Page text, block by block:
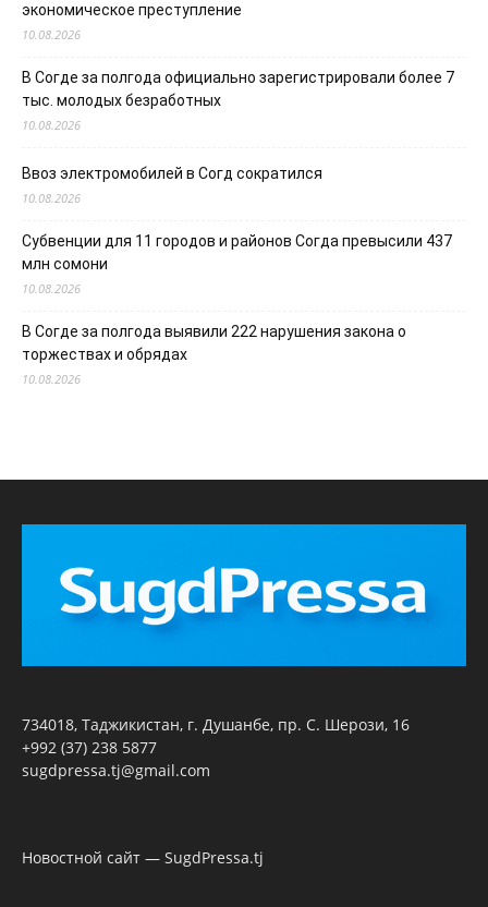
экономическое преступление
10.08.2026
В Согде за полгода официально зарегистрировали более 7
тыс. молодых безработных
10.08.2026
Ввоз электромобилей в Согд сократился
10.08.2026
Субвенции для 11 городов и районов Согда превысили 437
млн сомони
10.08.2026
В Согде за полгода выявили 222 нарушения закона о
торжествах и обрядах
10.08.2026
734018, Таджикистан, г. Душанбе, пр. С. Шерози, 16
+992 (37) 238 5877
sugdpressa.tj@gmail.com
Новостной сайт — SugdPressa.tj